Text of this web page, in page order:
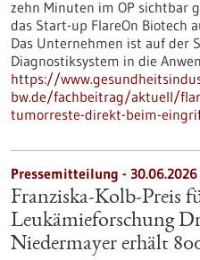
zehn Minuten im OP sichtbar
das Start-up FlareOn Biotech
Das Unternehmen ist auf der
Diagnostiksystem in die
https://
bw.de/fachbeitrag/aktuell/
tumorreste-direkt-beim-
Pressemitteilung - 30.06.2026
Franziska-Kolb-Preis
Leukämieforschung
Niedermayer erhält